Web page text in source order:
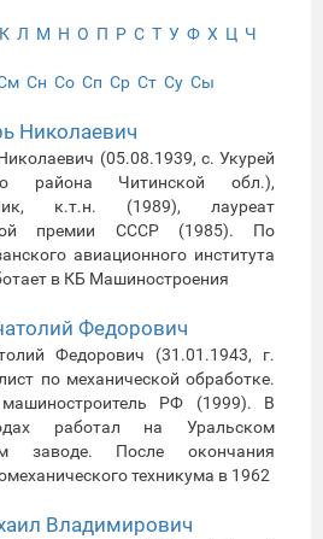
К Л М Н О П Р С Т У Ф Х Ц Ч
Сн Со Сп Ср Ст Су Сы
Николаевич
(05.08.1939, с. Укурей
района Читинской обл.),
к.т.н. (1989), лауреат
премии СССР (1985). По
авиационного института
в КБ Машиностроения
Федорович
Федорович (31.01.1943, г.
по механической обработке.
РФ (1999). В
работал на Уральском
заводе. После окончания
техникума в 1962
Владимирович